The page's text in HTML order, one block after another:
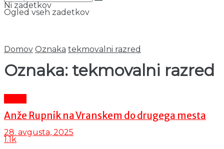
Ni zadetkov
Ogled vseh zadetkov
Domov Oznaka tekmovalni razred
Oznaka: tekmovalni razred
Anže Rupnik na Vranskem do drugega mesta
28. avgusta, 2025
1.1k